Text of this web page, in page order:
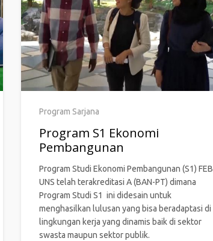
Program Sarjana
Program S1 Ekonomi
Pembangunan
Program Studi Ekonomi Pembangunan (S1) FEB
UNS telah terakreditasi A (BAN-PT) dimana
Program Studi S1 ini didesain untuk
menghasilkan lulusan yang bisa beradaptasi di
lingkungan kerja yang dinamis baik di sektor
swasta maupun sektor publik.